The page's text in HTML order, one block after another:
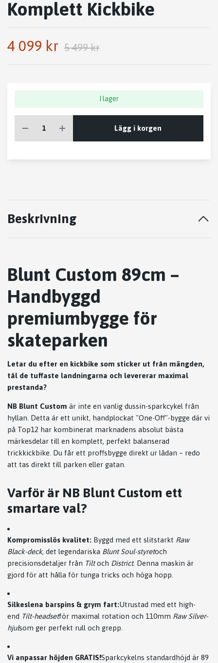
Komplett Kickbike
4 099 kr 5 499 kr
I lager
Lägg i korgen
Beskrivning
Blunt Custom 89cm –
Handbyggd
premiumbygge för
skateparken
Letar du efter en kickbike som sticker ut från mängden,
tål de tuffaste landningarna och levererar maximal
prestanda?
NB Blunt Custom är inte en vanlig dussin-sparkcykel från
hyllan. Detta är ett unikt, handplockat "One-Off"-bygge där vi
på Top12 har kombinerat marknadens absolut bästa
märkesdelar till en komplett, perfekt balanserad
trickkickbike. Du får ett proffsbygge direkt ur lådan – redo
att tas direkt till parken eller gatan.
Varför är NB Blunt Custom ett
smartare val?
Kompromisslös kvalitet: Byggd med ett slitstarkt Raw
Black-deck, det legendariska Blunt Soul-styretoch
precisionsdetaljer från Tilt och District. Denna maskin är
gjord för att hålla för tunga tricks och höga hopp.
Silkeslena barspins & grym fart:Utrustad med ett high-
end Tilt-headsetför maximal rotation och 110mm Raw Silver-
hjulsom ger perfekt rull och grepp.
Vi anpassar höjden GRATIS!Sparkcykelns standardhöjd är 89